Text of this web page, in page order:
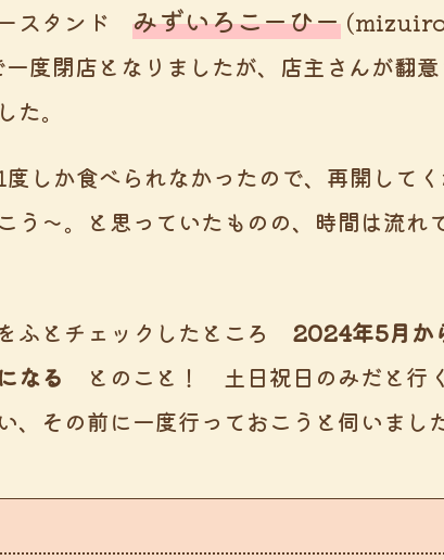
スタンド みずいろこーひー
閉店となりましたが、店主さんが翻
。
しか食べられなかったので、再開して
う～。と思っていたものの、時間は流れ
ふとチェックしたところ 2024年5月か
なる とのこと！ 土日祝日のみだと行
、その前に一度行っておこうと伺いました